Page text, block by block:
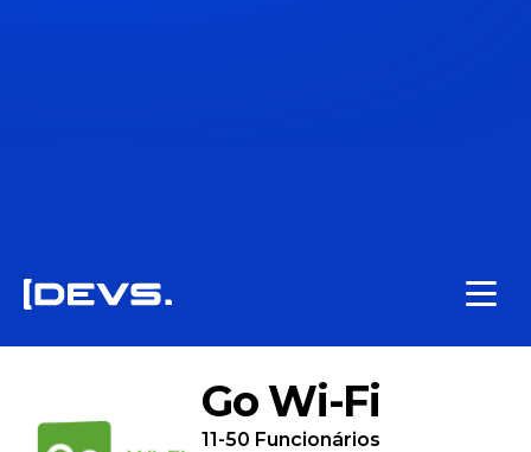
Go Wi-Fi
11-50 Funcionários